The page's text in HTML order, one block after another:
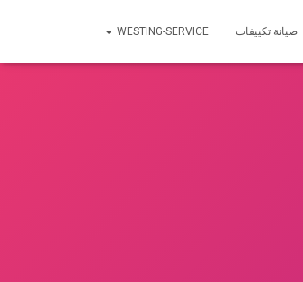
صيانة تكييفات WESTING-SERVICE